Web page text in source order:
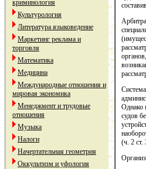
криминология
Культурология
Литература языковедение
Маркетинг реклама и
торговля
Математика
Медицина
Международные отношения и
мировая экономика
Менеджмент и трудовые
отношения
Музыка
Налоги
Начертательная геометрия
Оккультизм и уфология
Однако
судов
(ч. 2 ст.